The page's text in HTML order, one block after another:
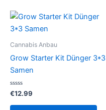
Cannabis Anbau
Grow Starter Kit Dünger 3*3
Samen
Bewertet
0
€12.99